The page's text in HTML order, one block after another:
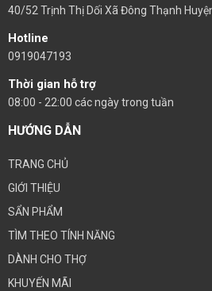
40/52 Trịnh Thị Dối Xã Đông Thạnh
Hotline
0919047193
Thời gian hỗ trợ
08:00 - 22:00 các ngày trong tuần
HƯỚNG DẪN
TRANG CHỦ
GIỚI THIỆU
SẨN PHẨM
TÌM THEO TÍNH NĂNG
DÀNH CHO THỢ
KHUYẾN MÃI